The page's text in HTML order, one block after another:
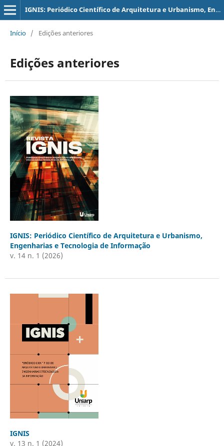
IGNIS: Periódico Científico de Arquitetura e Urbanismo, Engenharias e Tecnologia de Informação
Início / Edições anteriores
Edições anteriores
IGNIS: Periódico Científico de Arquitetura e Urbanismo,
Engenharias e Tecnologia de Informação
v. 14 n. 1 (2026)
IGNIS
v. 13 n. 1 (2024)